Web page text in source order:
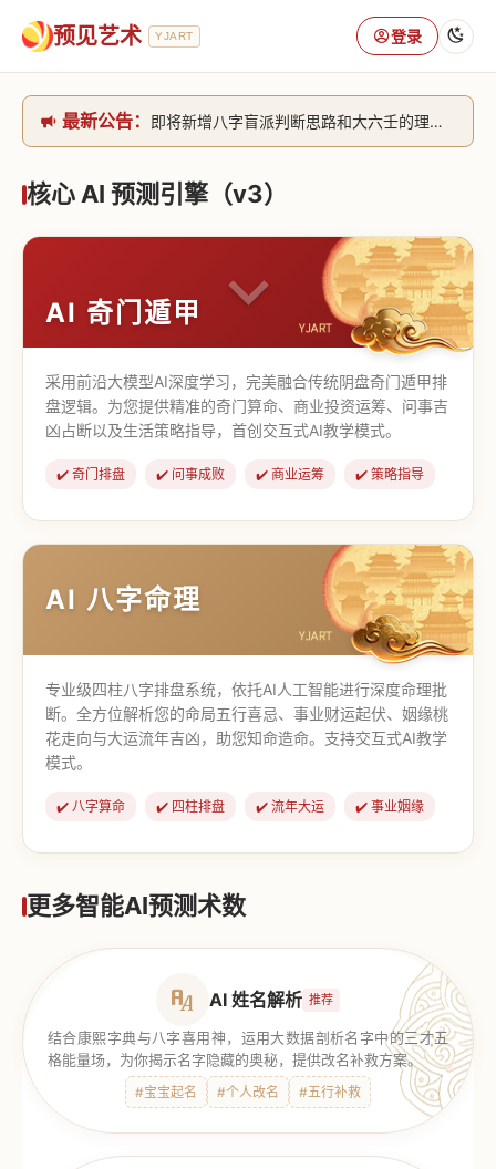
预见艺术 YJART 登录
最新公告：
即将新增八字盲派判断思路和大六壬的理气+取像判断思路。[内侧中，捐赠会员可用]2026/6/30
网站升级完成，升级全模块的算法，限时开放用户注册。2026/6/27
核心 AI 预测引擎（v3）
AI 奇门遁甲
采用前沿大模型AI深度学习，完美融合传统阴盘奇门遁甲排
盘逻辑。为您提供精准的奇门算命、商业投资运筹、问事吉
凶占断以及生活策略指导，首创交互式AI教学模式。
✔️ 奇门排盘 ✔️ 问事成败 ✔️ 商业运筹 ✔️ 策略指导
【道家奇门】 【传统奇门】
AI 八字命理
专业级四柱八字排盘系统，依托AI人工智能进行深度命理批
断。全方位解析您的命局五行喜忌、事业财运起伏、姻缘桃
花走向与大运流年吉凶，助您知命造命。支持交互式AI教学
模式。
✔️ 八字算命 ✔️ 四柱排盘 ✔️ 流年大运 ✔️ 事业姻缘
更多智能AI预测术数
AI 姓名解析 推荐
结合康熙字典与八字喜用神，运用大数据剖析名字中的三才五
格能量场，为你揭示名字隐藏的奥秘，提供改名补救方案。
#宝宝起名 #个人改名 #五行补救